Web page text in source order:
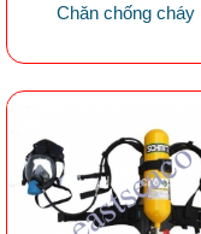
Chăn chống cháy